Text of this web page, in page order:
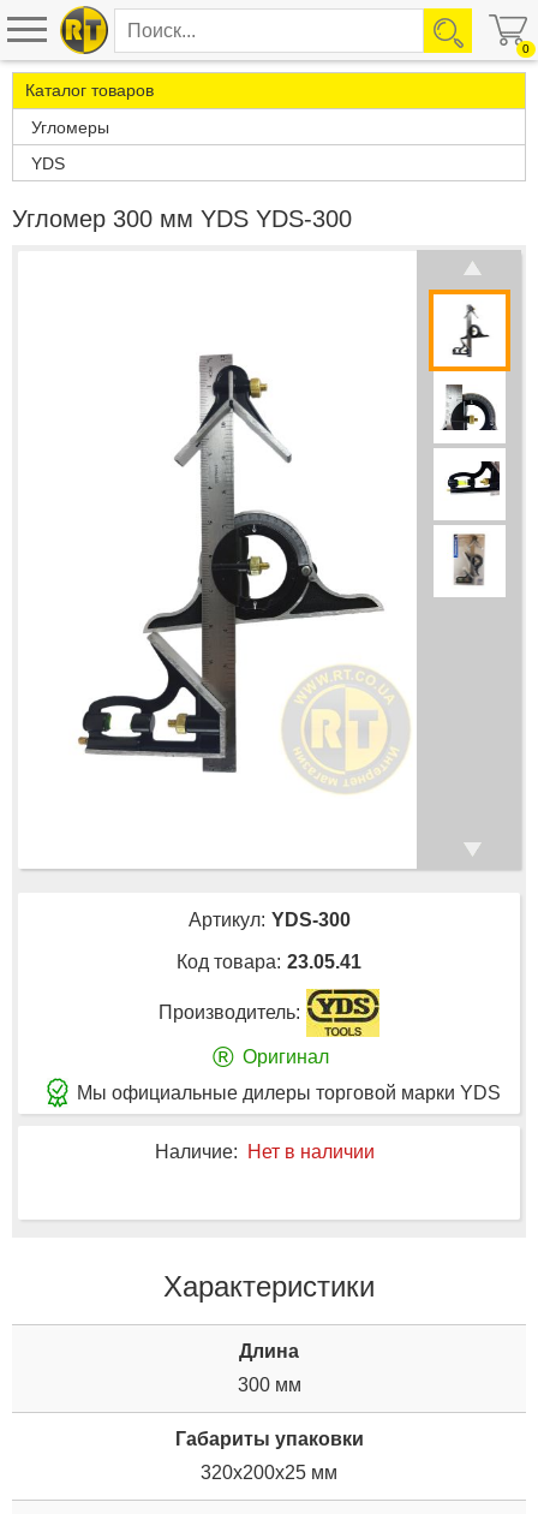
0
Каталог товаров
Угломеры
YDS
Угломер 300 мм YDS YDS-300
Артикул: YDS-300
Код товара: 23.05.41
Производитель:
® Оригинал
Мы официальные дилеры торговой марки YDS
Наличие: Нет в наличии
Характеристики
Длина
300 мм
Габариты упаковки
320x200x25 мм